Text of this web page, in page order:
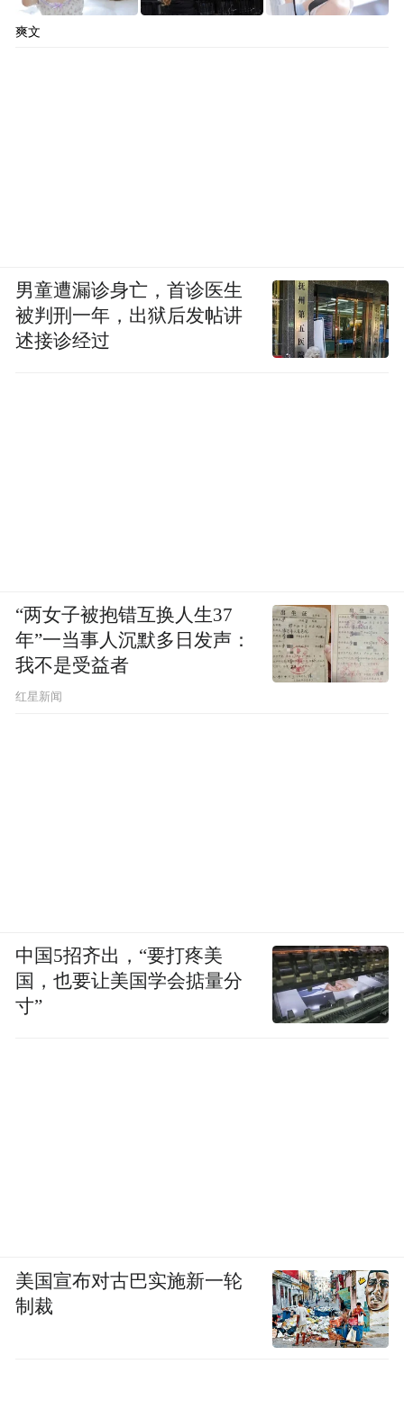
爽文
男童遭漏诊身亡，首诊医生
被判刑一年，出狱后发帖讲
述接诊经过
“两女子被抱错互换人生37
年”一当事人沉默多日发声：
我不是受益者
红星新闻
中国5招齐出，“要打疼美
国，也要让美国学会掂量分
寸”
美国宣布对古巴实施新一轮
制裁